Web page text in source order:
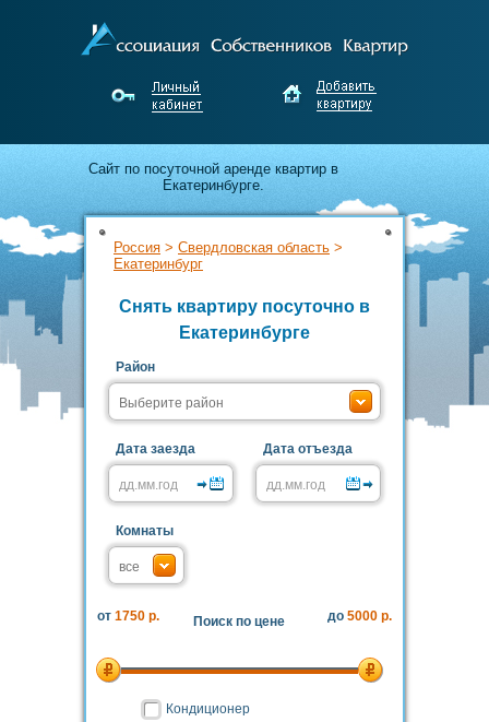
Cайт по посуточной аренде квартир в
Екатеринбурге.
Апартаменты для гостей города от
собственников Екатеринбурга.
Недорого снимайте и выгодно сдавайте
жильё без посредников!
Россия > Свердловская область >
Екатеринбург
Снять квартиру посуточно в
Екатеринбурге
Район
Дата заезда Дата отъезда
Комнаты
Поиск по цене
от 1750 р. до 5000 р.
Кондиционер